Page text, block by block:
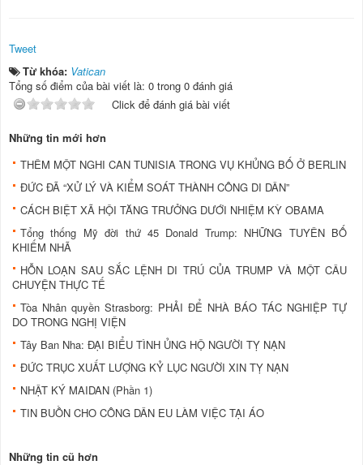
Tweet
Từ khóa: Vatican
Tổng số điểm của bài viết là: 0 trong 0 đánh giá
Click để đánh giá bài viết
Những tin mới hơn
THÊM MỘT NGHI CAN TUNISIA TRONG VỤ KHỦNG BỐ Ở BERLIN
ĐỨC ĐÃ “XỬ LÝ VÀ KIỂM SOÁT THÀNH CÔNG DI DÂN”
CÁCH BIỆT XÃ HỘI TĂNG TRƯỞNG DƯỚI NHIỆM KỲ OBAMA
Tổng thống Mỹ đời thứ 45 Donald Trump: NHỮNG TUYÊN BỐ
KHIẾM NHÃ
HỖN LOẠN SAU SẮC LỆNH DI TRÚ CỦA TRUMP VÀ MỘT CÂU
CHUYỆN THỰC TẾ
Tòa Nhân quyền Strasborg: PHẢI ĐỂ NHÀ BÁO TÁC NGHIỆP TỰ
DO TRONG NGHỊ VIỆN
Tây Ban Nha: ĐẠI BIỂU TÌNH ỦNG HỘ NGƯỜI TỴ NẠN
ĐỨC TRỤC XUẤT LƯỢNG KỶ LỤC NGƯỜI XIN TỴ NẠN
NHẬT KÝ MAIDAN (Phần 1)
TIN BUỒN CHO CÔNG DÂN EU LÀM VIỆC TẠI ÁO
Những tin cũ hơn